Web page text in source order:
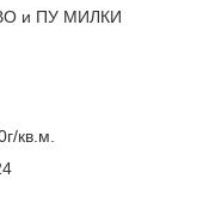
и ПУ МИЛКИ
кв.м.